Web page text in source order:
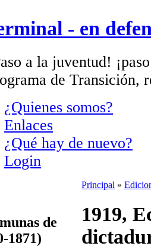
- en
a la juventud!
de Transición,
¿Quienes somos?
Enlaces
¿Qué hay de nuevo?
Login
de
1871)
Principal »
1919,